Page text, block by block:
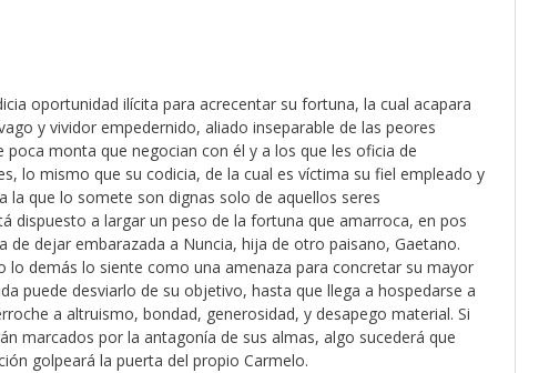
oportunidad ilícita para acrecentar su fortuna, la cual acapara
y vividor empedernido, aliado inseparable de las peores
monta que negocian con él y a los que les oficia de
lo mismo que su codicia, de la cual es víctima su fiel empleado y
la que lo somete son dignas solo de aquellos seres
dispuesto a largar un peso de la fortuna que amarroca, en pos
de dejar embarazada a Nuncia, hija de otro paisano, Gaetano.
demás lo siente como una amenaza para concretar su mayor
puede desviarlo de su objetivo, hasta que llega a hospedarse a
a altruismo, bondad, generosidad, y desapego material. Si
marcados por la antagonía de sus almas, algo sucederá que
golpeará la puerta del propio Carmelo.